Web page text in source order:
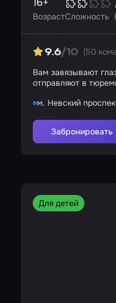
ВозрастСложность
9.6/10 (50
Вам завязывают
отправляют в
м. Невский
Забронировать
Для детей